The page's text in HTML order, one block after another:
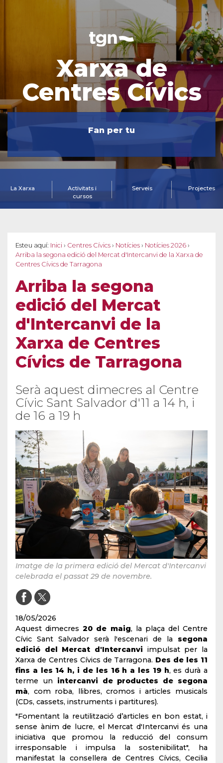
Xarxa de
Centres Cívics
Fan per tu
La Xarxa
Activitats i
cursos
Serveis Projectes
Esteu aquí: Inici › Centres Cívics › Notícies › Notícies 2026 ›
Arriba la segona edició del Mercat d'Intercanvi de la Xarxa de
Centres Cívics de Tarragona
Arriba la segona
edició del Mercat
d'Intercanvi de la
Xarxa de Centres
Cívics de Tarragona
Serà aquest dimecres al Centre
Cívic Sant Salvador d'11 a 14 h, i
de 16 a 19 h
Imatge de la primera edició del Mercat d'Intercanvi
celebrada el passat 29 de novembre.
18/05/2026
Aquest dimecres20 de maig, la plaça del Centre
Cívic Sant Salvador serà l'escenari de la segona
edició del Mercat d'Intercanvi impulsat per la
Xarxa de Centres Cívics de Tarragona. Des de les 11
fins a les 14 h, i de les 16 h a les 19 h, es durà a
terme un intercanvi de productes de segona
mà, com roba, llibres, cromos i articles musicals
(CDs, cassets, instruments i partitures).
"Fomentant la reutilització d’articles en bon estat, i
sense ànim de lucre, el Mercat d'Intercanvi és una
iniciativa que promou la reducció del consum
irresponsable i impulsa la sostenibilitat", ha
manifestat la consellera de Centres Cívics, Cecilia